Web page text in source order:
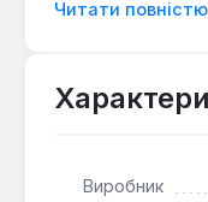
Зручне
Ця настінна
Читати повністю
Виробник